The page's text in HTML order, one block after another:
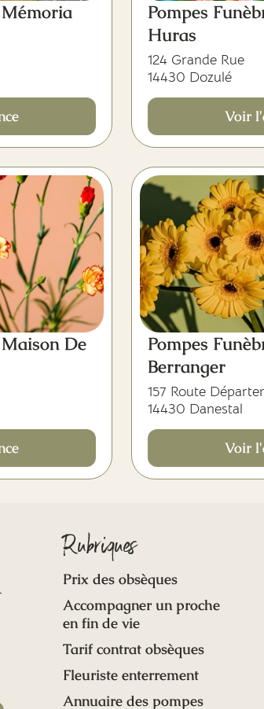
Mémoria
Pompes
Huras
124 Grande Rue
14430 Dozulé
Voir
De
Pompes
Berranger
157 Route
14430 Danestal
Voir
Rubriques
Prix des obsèques
Accompagner un proche
en fin de vie
Tarif contrat obsèques
Fleuriste enterrement
Annuaire des pompes